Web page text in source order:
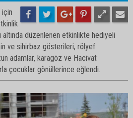
altında düzenlenen etkinlikte hediyeli
ve sihirbaz gösterileri, rölyef
adamlar, karagöz ve Hacivat
çocuklar gönüllerince eğlendi.